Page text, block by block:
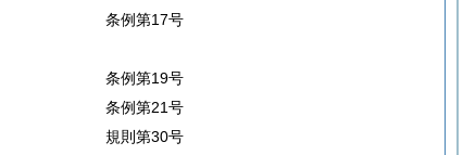
条例第17号
条例第19号
条例第21号
規則第30号